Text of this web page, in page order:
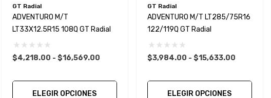
GT Radial
ADVENTURO M/T
LT33X12.5R15 108Q GT Radial
$4,218.00 - $16,569.00
ELEGIR OPCIONES
GT Radial
ADVENTURO M/T LT285/75R16
122/119Q GT Radial
$3,984.00 - $15,633.00
ELEGIR OPCIONES